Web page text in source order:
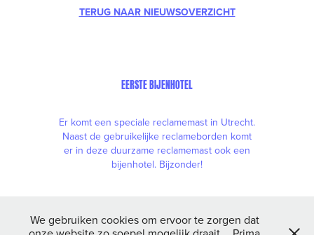
TERUG NAAR NIEUWSOVERZICHT
EERSTE BIJENHOTEL
Er komt een speciale reclamemast in Utrecht.
Naast de gebruikelijke reclameborden komt
er in deze duurzame reclamemast ook een
bijenhotel. Bijzonder!​​​​​​​
LEES HET BERICHT
We gebruiken cookies om ervoor te zorgen dat